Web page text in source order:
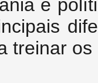
e
treinar